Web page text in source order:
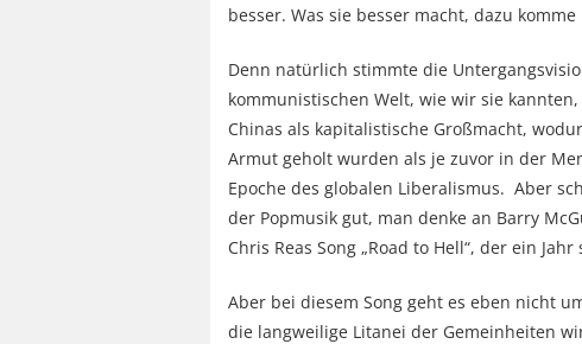
besser. Was sie besser macht, dazu
Denn natürlich stimmte die
kommunistischen Welt, wie wir sie
Chinas als kapitalistische Großmacht,
Armut geholt wurden als je zuvor in der
Epoche des globalen Liberalismus. Aber
der Popmusik gut, man denke an Barry
Chris Reas Song „Road to Hell“, der ein
Aber bei diesem Song geht es eben nicht
die langweilige Litanei der Gemeinheiten